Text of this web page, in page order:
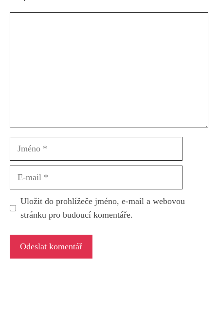
Jméno
Uložit do prohlížeče jméno, e-mail a webovou
stránku pro budoucí komentáře.